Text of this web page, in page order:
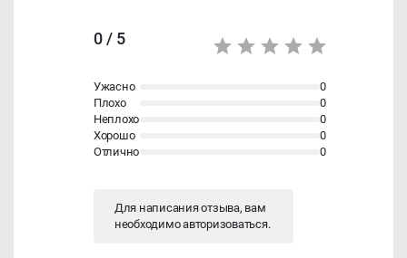
0 / 5
Ужасно
0
Плохо
0
Неплохо
0
Хорошо
0
Отлично
0
Для написания отзыва, вам
необходимоавторизоваться.